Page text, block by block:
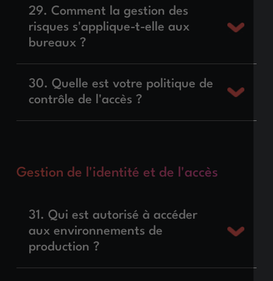
29. Comment la gestion des
risques s'applique-t-elle aux
bureaux ?
30. Quelle est votre politique de
contrôle de l'accès ?
Gestion de l'identité et de l'accès
31. Qui est autorisé à accéder
aux environnements de
production ?